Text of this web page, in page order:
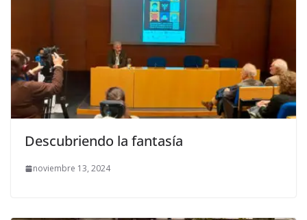
Descubriendo la fantasía
noviembre 13, 2024